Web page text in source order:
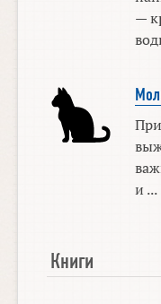
—
и ...
Книги